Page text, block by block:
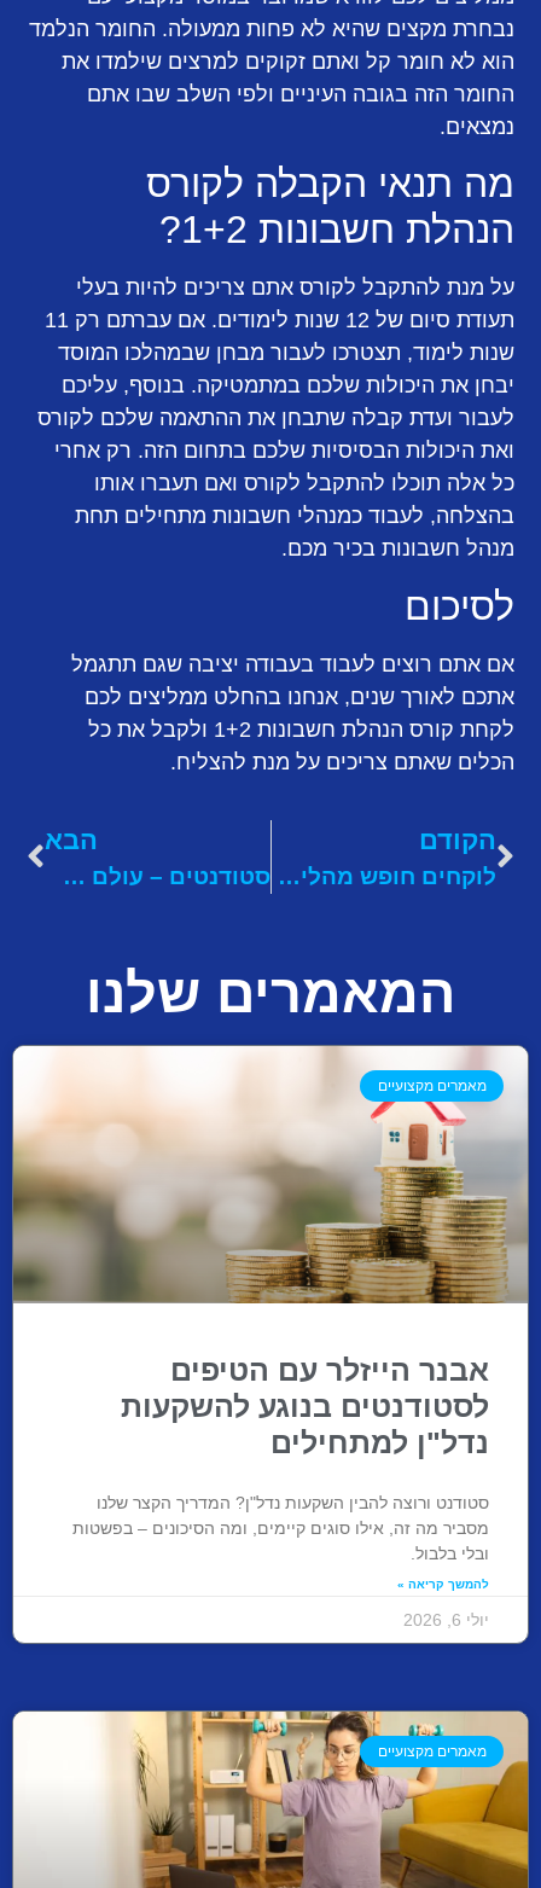
נבחרת מקצים שהיא לא פחות ממעולה. החומר הנלמד
הוא לא חומר קל ואתם זקוקים למרצים שילמדו את
החומר הזה בגובה העיניים ולפי השלב שבו אתם
נמצאים.
מה תנאי הקבלה לקורס
הנהלת חשבונות 1+2?
על מנת להתקבל לקורס אתם צריכים להיות בעלי
תעודת סיום של 12 שנות לימודים. אם עברתם רק 11
שנות לימוד, תצטרכו לעבור מבחן שבמהלכו המוסד
יבחן את היכולות שלכם במתמטיקה. בנוסף, עליכם
לעבור ועדת קבלה שתבחן את ההתאמה שלכם לקורס
ואת היכולות הבסיסיות שלכם בתחום הזה. רק אחרי
כל אלה תוכלו להתקבל לקורס ואם תעברו אותו
בהצלחה, לעבוד כמנהלי חשבונות מתחילים תחת
מנהל חשבונות בכיר מכם.
לסיכום
אם אתם רוצים לעבוד בעבודה יציבה שגם תתגמל
אתכם לאורך שנים, אנחנו בהחלט ממליצים לכם
לקחת קורס הנהלת חשבונות 1+2 ולקבל את כל
הכלים שאתם צריכים על מנת להצליח.
הקודם
לוקחים חופש מהלימודים ונוסעים לאילת: המדריך המלא לבחירת בית מלון
הבא
סטודנטים – עולם שלם של תוכנות למחשב מחכה לכם באתר Se-Keys
המאמרים שלנו
מאמרים מקצועיים
אבנר הייזלר עם הטיפים
לסטודנטים בנוגע להשקעות
נדל"ן למתחילים
סטודנט ורוצה להבין השקעות נדל"ן? המדריך הקצר שלנו
מסביר מה זה, אילו סוגים קיימים, ומה הסיכונים – בפשטות
ובלי בלבול.
להמשך קריאה »
יולי 6, 2026
מאמרים מקצועיים